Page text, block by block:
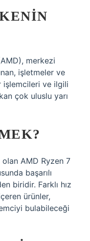
merkezi
işletmeler ve
işlemcileri ve ilgili
çok uluslu yarı
AMD Ryzen 7
başarılı
biridir. Farklı hız
ürünler,
bulabileceği